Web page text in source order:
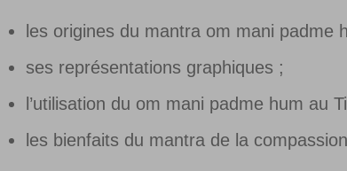
les origines du mantra om mani padme
ses représentations graphiques ;
l’utilisation du om mani padme hum au
les bienfaits du mantra de la